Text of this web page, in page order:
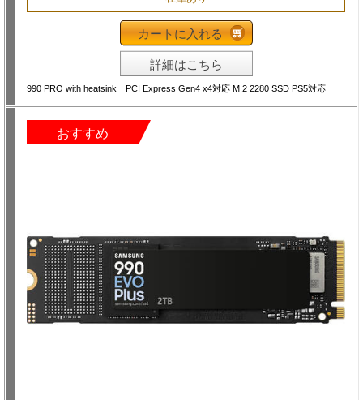
カートに入れる
詳細はこちら
990 PRO with heatsink PCI Express Gen4 x4対応 M.2 2280 SSD PS5対応
おすすめ